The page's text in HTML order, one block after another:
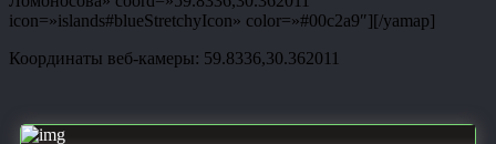
icon=»islands#blueStretchyIcon» color=»#00c2a9″][/yamap]
Координаты веб-камеры: 59.8336,30.362011